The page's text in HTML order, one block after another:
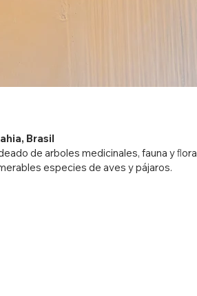
Brasil
de arboles medicinales, fauna y ﬂora
especies de aves y pájaros.